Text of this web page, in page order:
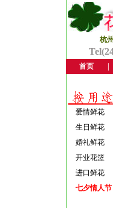
杭
首页
爱情鲜花
生日鲜花
婚礼鲜花
开业花篮
进口鲜花
七夕情人节